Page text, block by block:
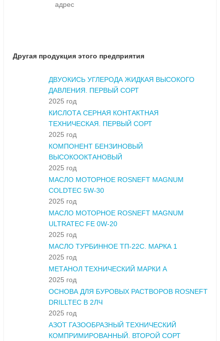
адрес
Другая продукция этого предприятия
ДВУОКИСЬ УГЛЕРОДА ЖИДКАЯ ВЫСОКОГО
ДАВЛЕНИЯ. ПЕРВЫЙ СОРТ
2025 год
КИСЛОТА СЕРНАЯ КОНТАКТНАЯ
ТЕХНИЧЕСКАЯ. ПЕРВЫЙ СОРТ
2025 год
КОМПОНЕНТ БЕНЗИНОВЫЙ
ВЫСОКООКТАНОВЫЙ
2025 год
МАСЛО МОТОРНОЕ ROSNEFT MAGNUM
COLDTEC 5W-30
2025 год
МАСЛО МОТОРНОЕ ROSNEFT MAGNUM
ULTRATEC FE 0W-20
2025 год
МАСЛО ТУРБИННОЕ ТП-22С. МАРКА 1
2025 год
МЕТАНОЛ ТЕХНИЧЕСКИЙ МАРКИ А
2025 год
ОСНОВА ДЛЯ БУРОВЫХ РАСТВОРОВ ROSNEFT
DRILLTEC В 2ЛЧ
2025 год
АЗОТ ГАЗООБРАЗНЫЙ ТЕХНИЧЕСКИЙ
КОМПРИМИРОВАННЫЙ. ВТОРОЙ СОРТ